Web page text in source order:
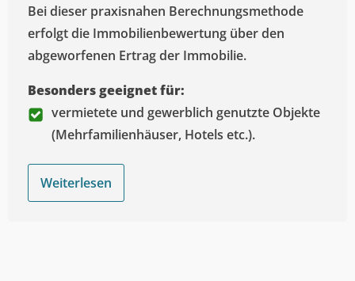
Bei dieser praxisnahen Berechnungsmethode
erfolgt die Immobilienbewertung über den
abgeworfenen Ertrag der Immobilie.
Besonders geeignet für:
vermietete und gewerblich genutzte Objekte
(Mehrfamilienhäuser, Hotels etc.).
Weiterlesen